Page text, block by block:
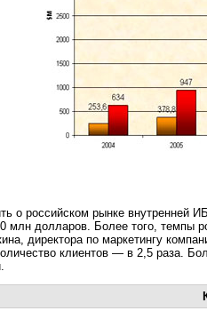
о российском рынке внутренней
млн долларов. Более того, темпы
директора по маркетингу
клиентов — в 2,5 раза.